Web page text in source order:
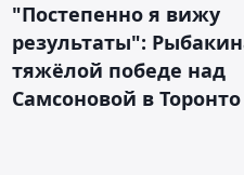
"Постепенно я вижу
результаты":
тяжёлой победе над
Самсоновой в Торонто